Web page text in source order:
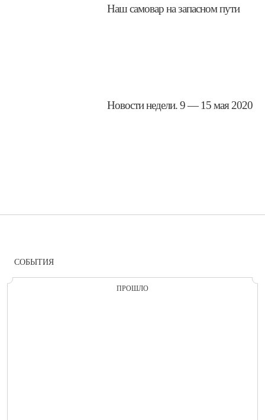
​Наш самовар на запасном пути
​Новости недели. 9 — 15 мая 2020
СОБЫТИЯ
ПРОШЛО